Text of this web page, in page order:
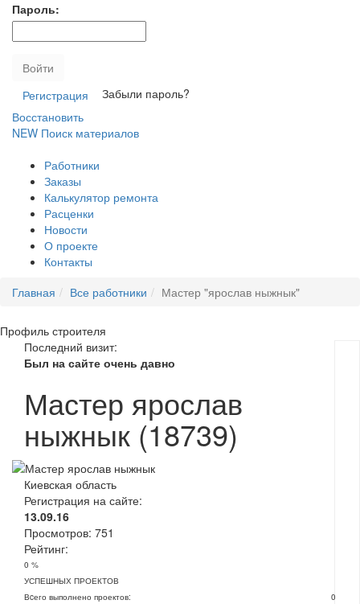
Пароль:
Войти
Регистрация
Забыли пароль?
Восстановить
NEW Поиск материалов
Работники
Заказы
Калькулятор ремонта
Расценки
Новости
О проекте
Контакты
Главная
Все работники Мастер "ярослав ныжнык"
Профиль строителя
Последний визит:
Был на сайте очень давно
Мастер ярослав
ныжнык (18739)
Киевская область
Регистрация на сайте:
13.09.16
Просмотров: 751
Рейтинг:
0 %
УСПЕШНЫХ ПРОЕКТОВ
Вcего выполнено проектов:
0